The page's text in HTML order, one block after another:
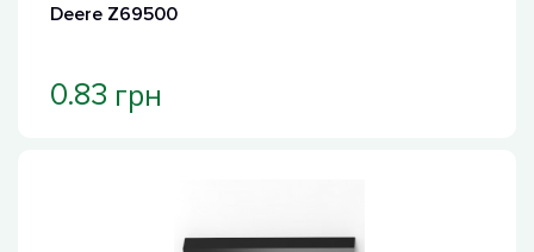
Deere Z69500
0.83 грн